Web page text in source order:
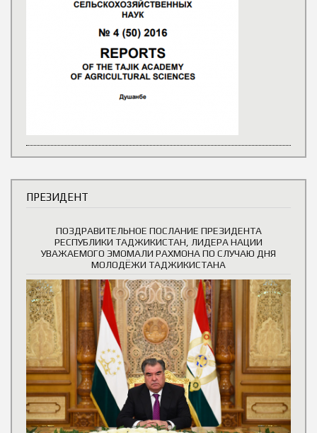
ПРЕЗИДЕНТ
ПОЗДРАВИТЕЛЬНОЕ ПОСЛАНИЕ ПРЕЗИДЕНТА
РЕСПУБЛИКИ ТАДЖИКИСТАН, ЛИДЕРА НАЦИИ
УВАЖАЕМОГО ЭМОМАЛИ РАХМОНА ПО СЛУЧАЮ ДНЯ
МОЛОДЁЖИ ТАДЖИКИСТАНА